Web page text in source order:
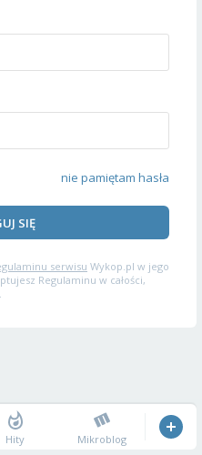
nie pamiętam hasła
SIĘ
serwisu Wykop.pl w jego
Regulaminu w całości,
Hity Mikroblog